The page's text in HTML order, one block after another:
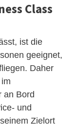
Class
ist die
geeignet,
Daher
an Bord
und
Zielort